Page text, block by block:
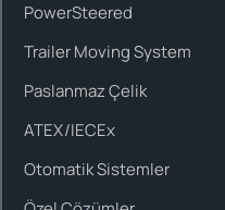
PowerSteered
Trailer Moving System
Paslanmaz Çelik
ATEX/IECEx
Otomatik Sistemler